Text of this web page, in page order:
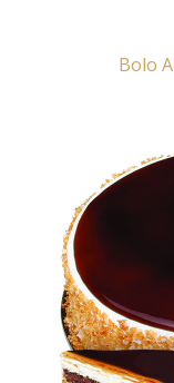
Bolo